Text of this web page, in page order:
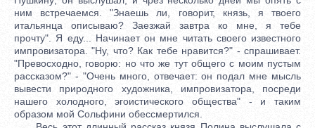
ним встречаемся. "Знаешь ли, говорит, князь, я твоего
итальянца описываю? Заезжай завтра ко мне, я тебе
прочту". Я еду... Начинает он мне читать своего известного
импровизатора. "Ну, что? Как тебе нравится?" - спрашивает.
"Превосходно, говорю: но что же тут общего с моим пустым
рассказом?" - "Очень много, отвечает: он подал мне мысль
вывести природного художника, импровизатора, посреди
нашего холодного, эгоистического общества" - и таким
образом мой Сольфини обессмертился.